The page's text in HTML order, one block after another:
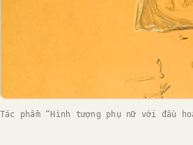
Tác phẩm “Hình tượng phụ nữ với đầu